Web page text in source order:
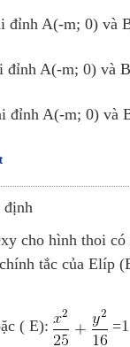
đỉnh A(-m; 0) và
A(-m; 0) và
đỉnh A(-m; 0) và
định
cho hình thoi
tắc của Elíp
( E): =1